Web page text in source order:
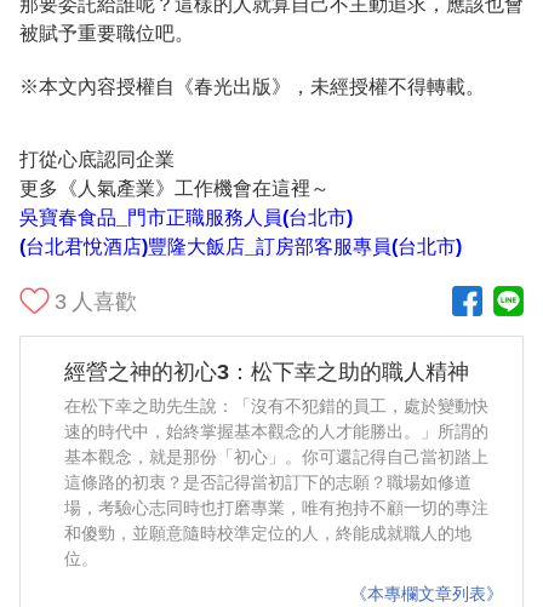
被賦予重要職位吧。
※本文內容授權自《春光出版》，未經授權不得轉載。
打從心底認同企業
更多《人氣產業》工作機會在這裡～
吳寶春食品_門市正職服務人員(台北市)
(台北君悅酒店)豐隆大飯店_訂房部客服專員(台北市)
3 人喜歡
經營之神的初心3：松下幸之助的職人精神
在松下幸之助先生說：「沒有不犯錯的員工，處於變動快
速的時代中，始終掌握基本觀念的人才能勝出。」所謂的
基本觀念，就是那份「初心」。你可還記得自己當初踏上
這條路的初衷？是否記得當初訂下的志願？職場如修道
場，考驗心志同時也打磨專業，唯有抱持不顧一切的專注
和傻勁，並願意隨時校準定位的人，終能成就職人的地
位。
《本專欄文章列表》